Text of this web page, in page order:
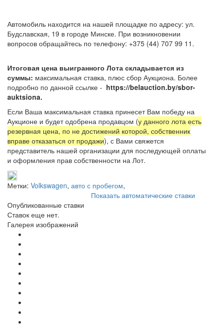
Автомобиль находится на нашей площадке по адресу: ул.
Будславская, 19 в городе Минске. При возникновении
вопросов обращайтесь по телефону: +375 (44) 707 99 11.
Итоговая цена выигранного Лота складывается из
суммы: максимальная ставка, плюс сбор Аукциона. Более
подробно по данной ссылке - https://belauction.by/sbor-
auktsiona.
Если Ваша максимальная ставка принесет Вам победу на
Аукционе и будет одобрена продавцом (у данного лота есть
резервная цена, по не достижений которой, собственник
вправе отказаться от продажи), с Вами свяжется
представитель нашей организации для последующей оплаты
и оформления прав собственности на Лот.
Метки: Volkswagen, авто с пробегом,
Показать автоматические ставки
Опубликованные ставки
Ставок еще нет.
Галерея изображений